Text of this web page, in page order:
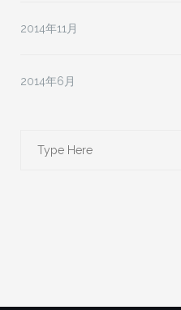
2014年11月
2014年6月
Search